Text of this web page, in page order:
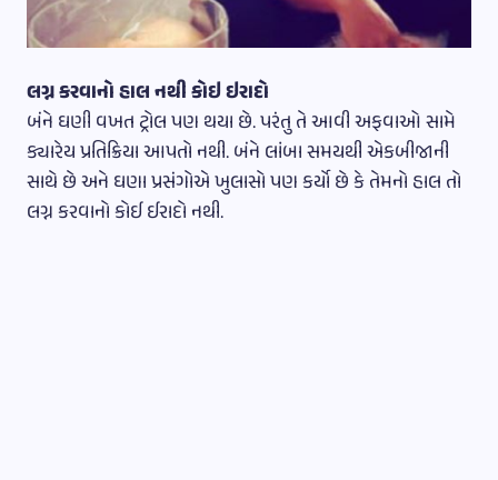
લગ્ન કરવાનો હાલ નથી કોઇ ઇરાદો
બંને ઘણી વખત ટ્રોલ પણ થયા છે. પરંતુ તે આવી અફવાઓ સામે
ક્યારેય પ્રતિક્રિયા આપતો નથી. બંને લાંબા સમયથી એકબીજાની
સાથે છે અને ઘણા પ્રસંગોએ ખુલાસો પણ કર્યો છે કે તેમનો હાલ તો
લગ્ન કરવાનો કોઈ ઈરાદો નથી.